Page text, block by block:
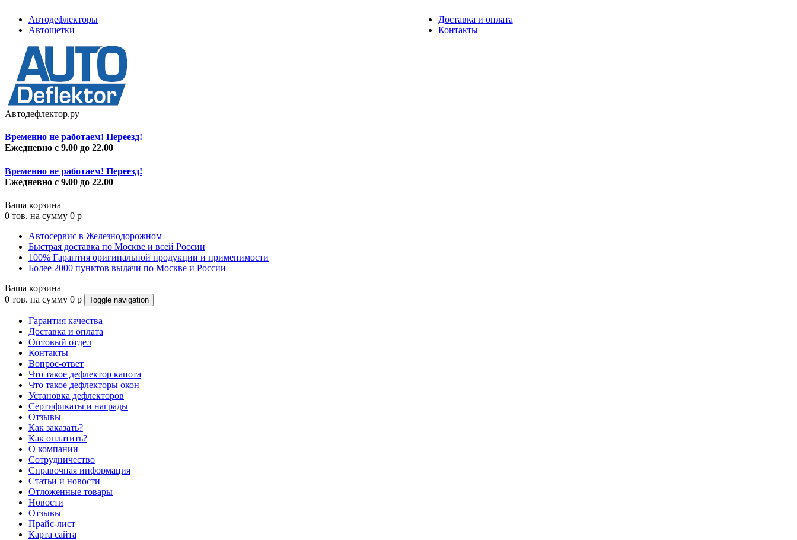
Автодефлекторы
Автощетки
Доставка и оплата
Контакты
Автодефлектор.ру
Временно не работаем! Переезд!
Ежедневно с 9.00 до 22.00
Временно не работаем! Переезд!
Ежедневно с 9.00 до 22.00
Ваша корзина
0 тов. на сумму 0 p
Автосервис в Железнодорожном
Быстрая доставка по Москве и всей России
100% Гарантия оригинальной продукции и применимости
Более 2000 пунктов выдачи по Москве и России
Ваша корзина
0 тов. на сумму 0 p Toggle navigation
Гарантия качества
Доставка и оплата
Оптовый отдел
Контакты
Вопрос-ответ
Что такое дефлектор капота
Что такое дефлекторы окон
Установка дефлекторов
Сертификаты и награды
Отзывы
Как заказать?
Как оплатить?
О компании
Сотрудничество
Справочная информация
Статьи и новости
Отложенные товары
Новости
Отзывы
Прайс-лист
Карта сайта